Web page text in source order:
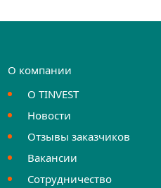
О компании
О TINVEST
Новости
Отзывы заказчиков
Вакансии
Сотрудничество